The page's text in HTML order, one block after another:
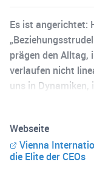
Es ist angerichtet:
prägen den Alltag,
verlaufen nicht
uns in Dynamiken,
dahinter verbergen
Ruhe und
Webseite
Vienna
die Elite der CEOs